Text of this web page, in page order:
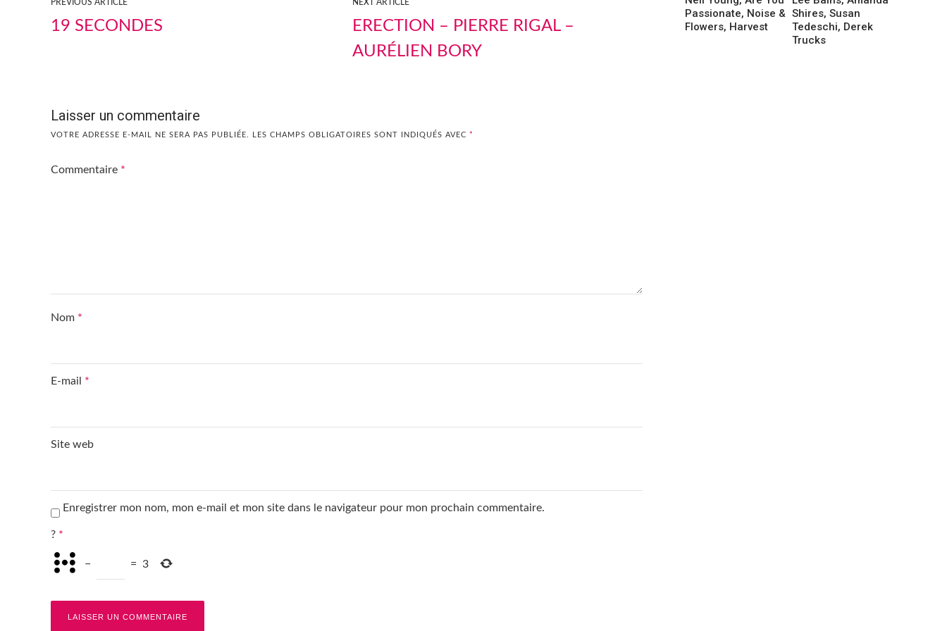
PREVIOUS ARTICLE
19 SECONDES
NEXT ARTICLE
ERECTION – PIERRE RIGAL –
AURÉLIEN BORY
Laisser un commentaire
VOTRE ADRESSE E-MAIL NE SERA PAS PUBLIÉE. LES CHAMPS OBLIGATOIRES SONT INDIQUÉS AVEC *
Commentaire *
Nom *
E-mail *
Site web
Enregistrer mon nom, mon e-mail et mon site dans le navigateur pour mon prochain commentaire.
? *
− = 3
Passionate, Noise &
Flowers, Harvest
Shires, Susan
Tedeschi, Derek
Trucks